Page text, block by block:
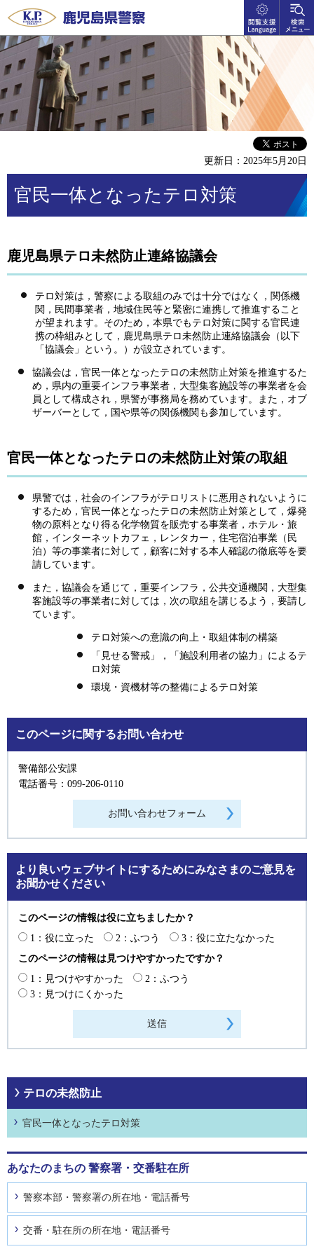
鹿児島県警察
閲覧支
援
language
検索メ
ニュー
更新日：2025年5月20日
官民一体となったテロ対策
鹿児島県テロ未然防止連絡協議会
テロ対策は，警察による取組のみでは十分ではなく，関係機
関，民間事業者，地域住民等と緊密に連携して推進すること
が望まれます。そのため，本県でもテロ対策に関する官民連
携の枠組みとして，鹿児島県テロ未然防止連絡協議会（以下
「協議会」という。）が設立されています。
協議会は，官民一体となったテロの未然防止対策を推進するた
め，県内の重要インフラ事業者，大型集客施設等の事業者を会
員として構成され，県警が事務局を務めています。また，オブ
ザーバーとして，国や県等の関係機関も参加しています。
官民一体となったテロの未然防止対策の取組
県警では，社会のインフラがテロリストに悪用されないように
するため，官民一体となったテロの未然防止対策として，爆発
物の原料となり得る化学物質を販売する事業者，ホテル・旅
館，インターネットカフェ，レンタカー，住宅宿泊事業（民
泊）等の事業者に対して，顧客に対する本人確認の徹底等を要
請しています。
また，協議会を通じて，重要インフラ，公共交通機関，大型集
客施設等の事業者に対しては，次の取組を講じるよう，要請し
ています。
テロ対策への意識の向上・取組体制の構築
「見せる警戒」，「施設利用者の協力」によるテ
ロ対策
環境・資機材等の整備によるテロ対策
このページに関するお問い合わせ
警備部公安課
電話番号：099-206-0110
より良いウェブサイトにするためにみなさまのご意見を
お聞かせください
このページの情報は役に立ちましたか？
1：役に立った
2：ふつう
3：役に立たなかった
このページの情報は見つけやすかったですか？
1：見つけやすかった
2：ふつう
3：見つけにくかった
テロの未然防止
官民一体となったテロ対策
あなたのまちの 警察署・交番駐在所
警察本部・警察署の所在地・電話番号
交番・駐在所の所在地・電話番号